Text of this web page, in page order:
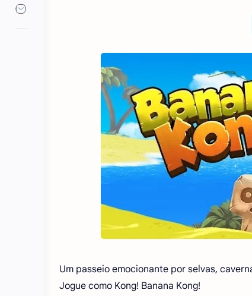
Um passeio emocionante por selvas,
Jogue como Kong! Banana Kong!